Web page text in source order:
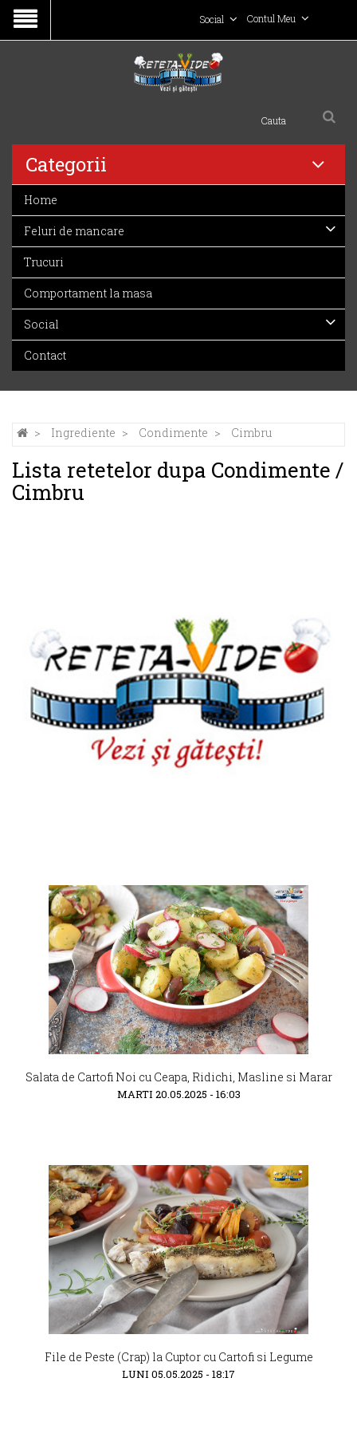
Contul Meu
Social
Categorii
Home
Feluri de mancare
Trucuri
Comportament la masa
Social
Contact
Ingrediente Condimente Cimbru
Lista retetelor dupa Condimente /
Cimbru
Salata de Cartofi Noi cu Ceapa, Ridichi, Masline si Marar
MARTI 20.05.2025 - 16:03
File de Peste (Crap) la Cuptor cu Cartofi si Legume
LUNI 05.05.2025 - 18:17